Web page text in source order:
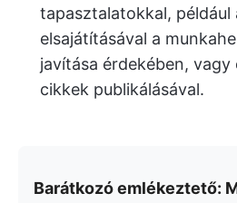
tapasztalatokkal, például
elsajátításával a
javítása érdekében, vagy
cikkek publikálásával.
Barátkozó emlékeztető: